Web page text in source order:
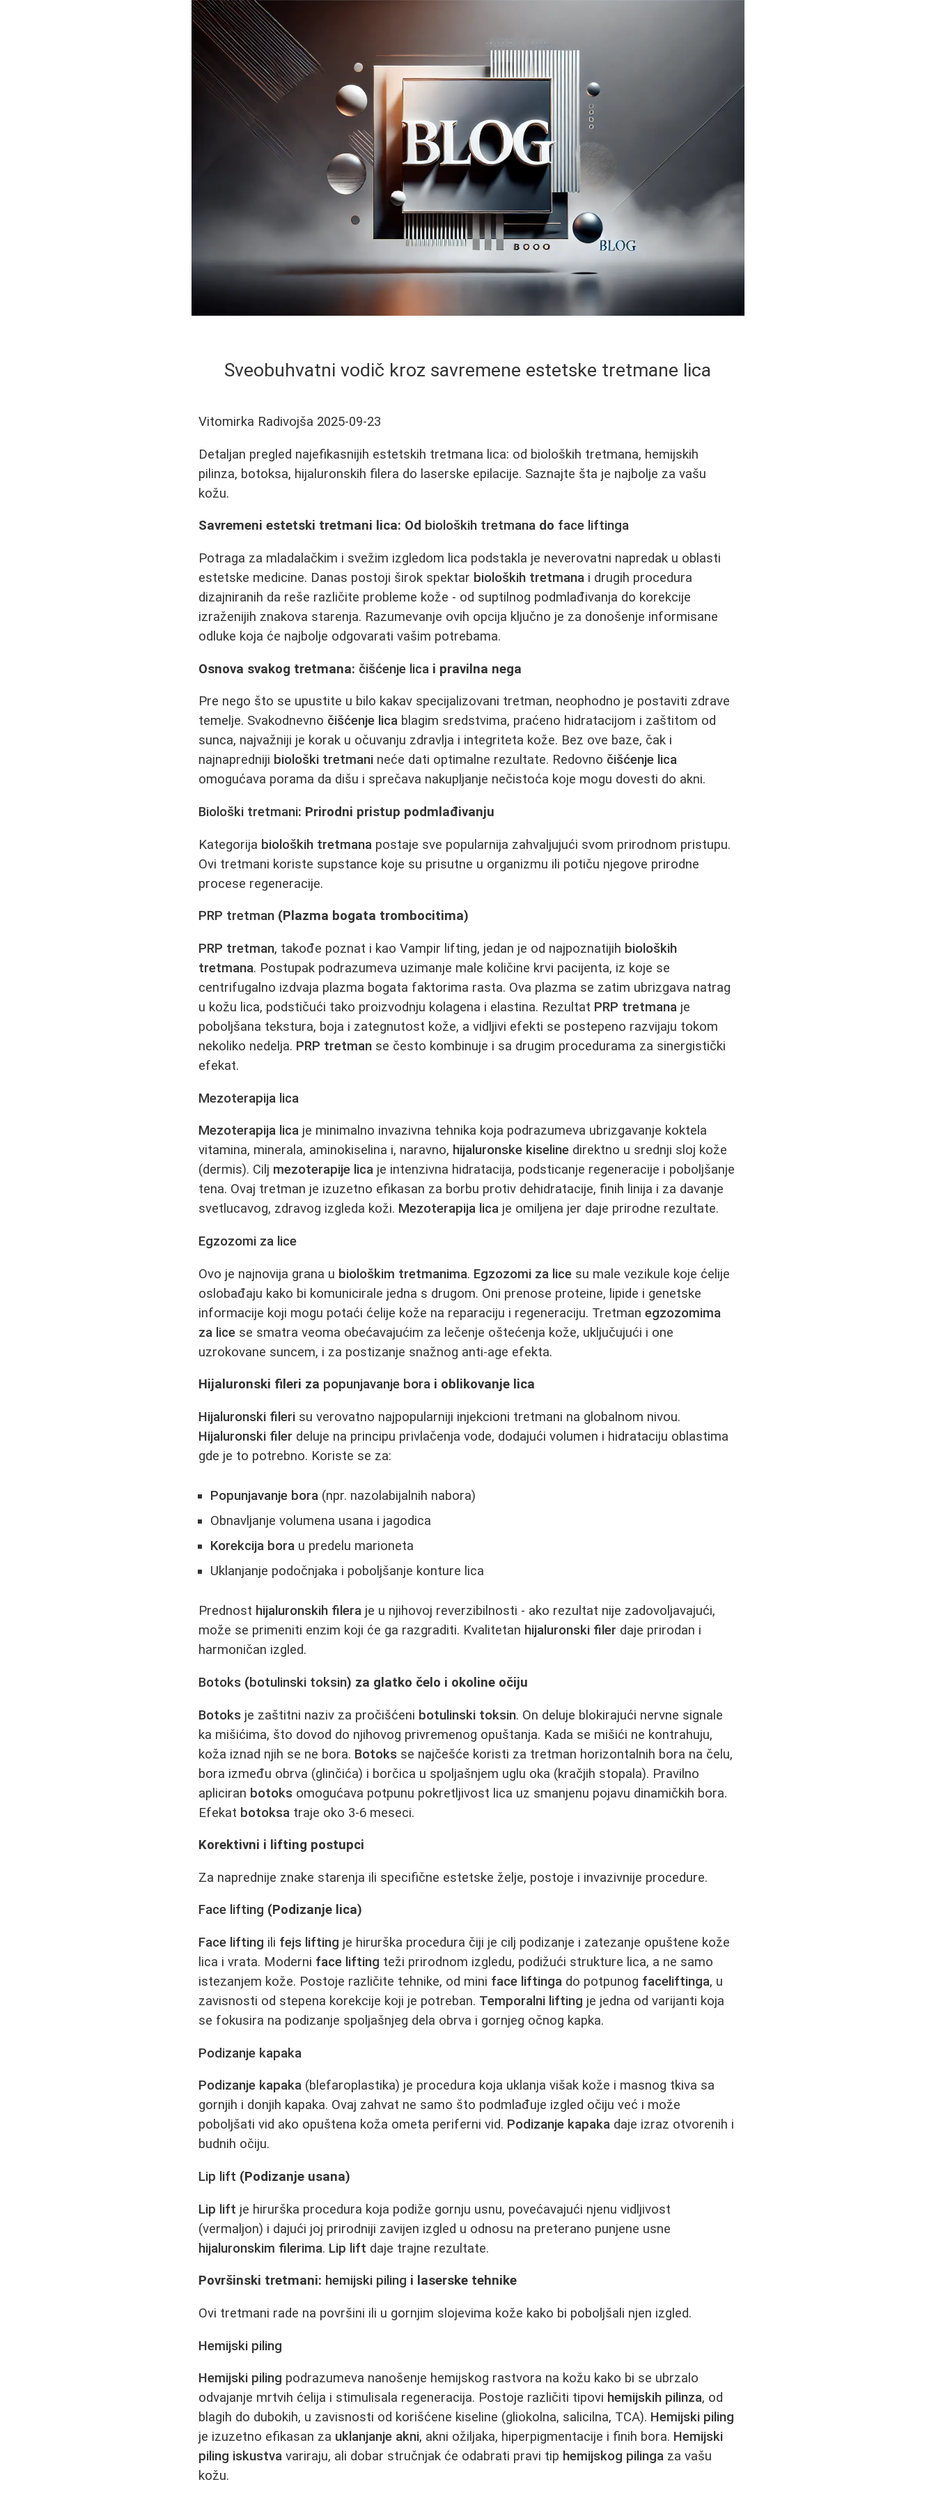
Sveobuhvatni vodič kroz savremene estetske tretmane lica
Vitomirka Radivojša 2025-09-23
Detaljan pregled najefikasnijih estetskih tretmana lica: od bioloških tretmana, hemijskih
pilinza, botoksa, hijaluronskih filera do laserske epilacije. Saznajte šta je najbolje za vašu
kožu.
Savremeni estetski tretmani lica: Od bioloških tretmana do face liftinga
Potraga za mladalačkim i svežim izgledom lica podstakla je neverovatni napredak u oblasti
estetske medicine. Danas postoji širok spektar bioloških tretmana i drugih procedura
dizajniranih da reše različite probleme kože - od suptilnog podmlađivanja do korekcije
izraženijih znakova starenja. Razumevanje ovih opcija ključno je za donošenje informisane
odluke koja će najbolje odgovarati vašim potrebama.
Osnova svakog tretmana: čišćenje lica i pravilna nega
Pre nego što se upustite u bilo kakav specijalizovani tretman, neophodno je postaviti zdrave
temelje. Svakodnevno čišćenje lica blagim sredstvima, praćeno hidratacijom i zaštitom od
sunca, najvažniji je korak u očuvanju zdravlja i integriteta kože. Bez ove baze, čak i
najnapredniji biološki tretmani neće dati optimalne rezultate. Redovno čišćenje lica
omogućava porama da dišu i sprečava nakupljanje nečistoća koje mogu dovesti do akni.
Biološki tretmani: Prirodni pristup podmlađivanju
Kategorija bioloških tretmana postaje sve popularnija zahvaljujući svom prirodnom pristupu.
Ovi tretmani koriste supstance koje su prisutne u organizmu ili potiču njegove prirodne
procese regeneracije.
PRP tretman (Plazma bogata trombocitima)
PRP tretman, takođe poznat i kao Vampir lifting, jedan je od najpoznatijih bioloških
tretmana. Postupak podrazumeva uzimanje male količine krvi pacijenta, iz koje se
centrifugalno izdvaja plazma bogata faktorima rasta. Ova plazma se zatim ubrizgava natrag
u kožu lica, podstičući tako proizvodnju kolagena i elastina. Rezultat PRP tretmana je
poboljšana tekstura, boja i zategnutost kože, a vidljivi efekti se postepeno razvijaju tokom
nekoliko nedelja. PRP tretman se često kombinuje i sa drugim procedurama za sinergistički
efekat.
Mezoterapija lica
Mezoterapija lica je minimalno invazivna tehnika koja podrazumeva ubrizgavanje koktela
vitamina, minerala, aminokiselina i, naravno, hijaluronske kiseline direktno u srednji sloj kože
(dermis). Cilj mezoterapije lica je intenzivna hidratacija, podsticanje regeneracije i poboljšanje
tena. Ovaj tretman je izuzetno efikasan za borbu protiv dehidratacije, finih linija i za davanje
svetlucavog, zdravog izgleda koži. Mezoterapija lica je omiljena jer daje prirodne rezultate.
Egzozomi za lice
Ovo je najnovija grana u biološkim tretmanima. Egzozomi za lice su male vezikule koje ćelije
oslobađaju kako bi komunicirale jedna s drugom. Oni prenose proteine, lipide i genetske
informacije koji mogu potaći ćelije kože na reparaciju i regeneraciju. Tretmanegzozomima
za lice se smatra veoma obećavajućim za lečenje oštećenja kože, uključujući i one
uzrokovane suncem, i za postizanje snažnog anti-age efekta.
Hijaluronski fileri za popunjavanje bora i oblikovanje lica
Hijaluronski fileri su verovatno najpopularniji injekcioni tretmani na globalnom nivou.
Hijaluronski filer deluje na principu privlačenja vode, dodajući volumen i hidrataciju oblastima
gde je to potrebno. Koriste se za:
Popunjavanje bora (npr. nazolabijalnih nabora)
Obnavljanje volumena usana i jagodica
Korekcija bora u predelu marioneta
Uklanjanje podočnjaka i poboljšanje konture lica
Prednost hijaluronskih filera je u njihovoj reverzibilnosti - ako rezultat nije zadovoljavajući,
može se primeniti enzim koji će ga razgraditi. Kvalitetan hijaluronski filer daje prirodan i
harmoničan izgled.
Botoks (botulinski toksin) za glatko čelo i okoline očiju
Botoks je zaštitni naziv za pročišćeni botulinski toksin. On deluje blokirajući nervne signale
ka mišićima, što dovod do njihovog privremenog opuštanja. Kada se mišići ne kontrahuju,
koža iznad njih se ne bora. Botoks se najčešće koristi za tretman horizontalnih bora na čelu,
bora između obrva (glinčića) i borčica u spoljašnjem uglu oka (kračjih stopala). Pravilno
apliciran botoks omogućava potpunu pokretljivost lica uz smanjenu pojavu dinamičkih bora.
Efekat botoksa traje oko 3-6 meseci.
Korektivni i lifting postupci
Za naprednije znake starenja ili specifične estetske želje, postoje i invazivnije procedure.
Face lifting (Podizanje lica)
Face lifting ili fejs lifting je hirurška procedura čiji je cilj podizanje i zatezanje opuštene kože
lica i vrata. Moderni face lifting teži prirodnom izgledu, podižući strukture lica, a ne samo
istezanjem kože. Postoje različite tehnike, od mini face liftinga do potpunog faceliftinga, u
zavisnosti od stepena korekcije koji je potreban. Temporalni lifting je jedna od varijanti koja
se fokusira na podizanje spoljašnjeg dela obrva i gornjeg očnog kapka.
Podizanje kapaka
Podizanje kapaka (blefaroplastika) je procedura koja uklanja višak kože i masnog tkiva sa
gornjih i donjih kapaka. Ovaj zahvat ne samo što podmlađuje izgled očiju već i može
poboljšati vid ako opuštena koža ometa periferni vid. Podizanje kapaka daje izraz otvorenih i
budnih očiju.
Lip lift (Podizanje usana)
Lip lift je hirurška procedura koja podiže gornju usnu, povećavajući njenu vidljivost
(vermaljon) i dajući joj prirodniji zavijen izgled u odnosu na preterano punjene usne
hijaluronskim filerima. Lip lift daje trajne rezultate.
Površinski tretmani: hemijski piling i laserske tehnike
Ovi tretmani rade na površini ili u gornjim slojevima kože kako bi poboljšali njen izgled.
Hemijski piling
Hemijski piling podrazumeva nanošenje hemijskog rastvora na kožu kako bi se ubrzalo
odvajanje mrtvih ćelija i stimulisala regeneracija. Postoje različiti tipovi hemijskih pilinza, od
blagih do dubokih, u zavisnosti od korišćene kiseline (gliokolna, salicilna, TCA). Hemijski piling
je izuzetno efikasan za uklanjanje akni, akni ožiljaka, hiperpigmentacije i finih bora. Hemijski
piling iskustva variraju, ali dobar stručnjak će odabrati pravi tip hemijskog pilinga za vašu
kožu.